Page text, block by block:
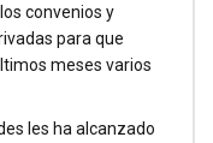
convenios y
para que
meses varios
les ha alcanzado